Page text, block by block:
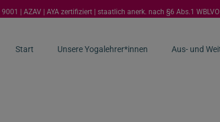
| AZAV | AYA zertifiziert | staatlich anerk. nach §6 Abs.1 WBLVO
Start Unsere Yogalehrer*innen Aus- und